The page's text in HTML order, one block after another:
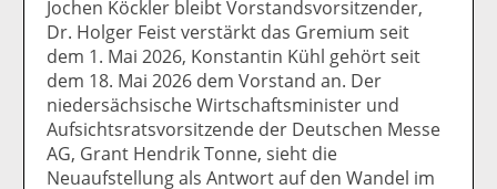
F
ac
e
b
o
o
k
tt
er
n
Li
n
k
di
n
te
E
m
ai
er
se
Jochen Köckler bleibt Vorstandsvorsitzender,
Dr. Holger Feist verstärkt das Gremium seit
dem 1. Mai 2026, Konstantin Kühl gehört seit
dem 18. Mai 2026 dem Vorstand an. Der
niedersächsische Wirtschaftsminister und
Aufsichtsratsvorsitzende der Deutschen Messe
AG, Grant Hendrik Tonne, sieht die
Neuaufstellung als Antwort auf den Wandel im